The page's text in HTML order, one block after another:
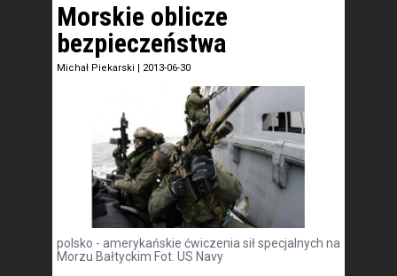
Morskie oblicze
bezpieczeństwa
Michał Piekarski | 2013-06-30
polsko - amerykańskie ćwiczenia sił specjalnych na
Morzu Bałtyckim Fot. US Navy